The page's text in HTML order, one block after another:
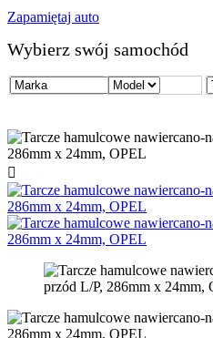
Zapamiętaj auto
Wybierz swój samochód
